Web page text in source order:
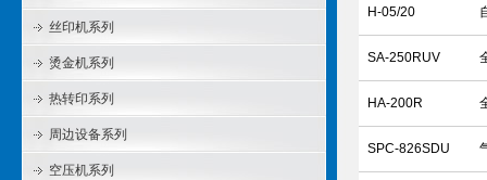
丝印机系列
烫金机系列
热转印系列
周边设备系列
空压机系列
H-05/20
SA-250RUV
HA-200R
SPC-826SDU